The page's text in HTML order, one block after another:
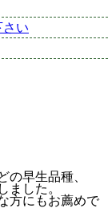
さい
の早生品種、
ました。
方にもお薦めで